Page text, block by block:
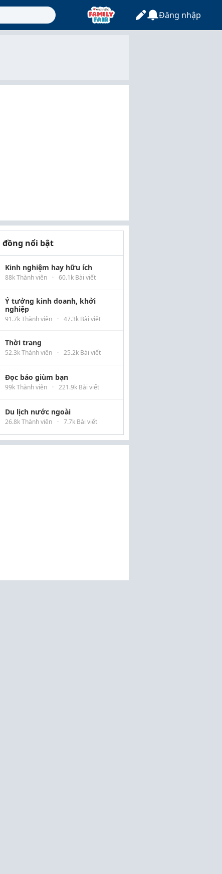
Đăng nhập
đồng nổi bật
Kinh nghiệm hay hữu ích
88k Thành viên · 60.1k Bài viết
Ý tưởng kinh doanh, khởi
nghiệp
91.7k Thành viên · 47.3k Bài viết
Thời trang
52.3k Thành viên · 25.2k Bài viết
Đọc báo giùm bạn
99k Thành viên · 221.9k Bài viết
Du lịch nước ngoài
26.8k Thành viên · 7.7k Bài viết